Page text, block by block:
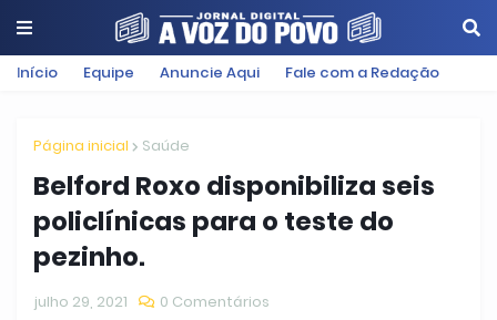
Início Equipe Anuncie Aqui Fale com a Redação
Página inicial Saúde
Belford Roxo disponibiliza seis
policlínicas para o teste do
pezinho.
julho 29, 2021 0 Comentários